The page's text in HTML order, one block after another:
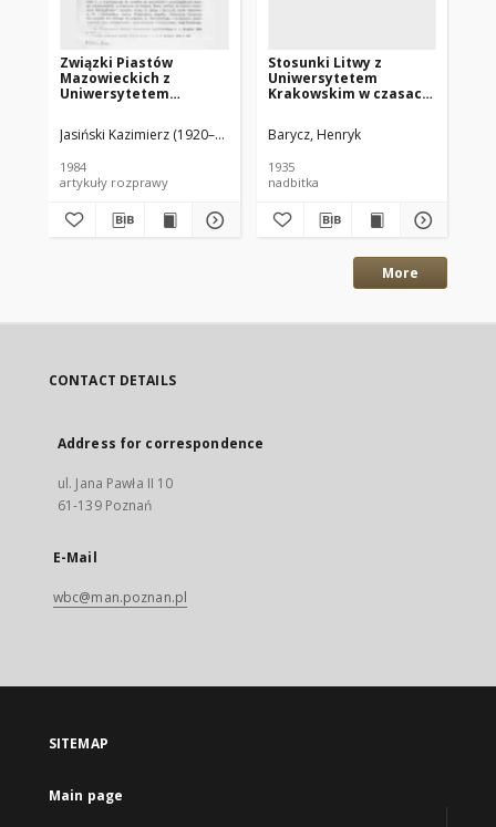
Związki Piastów
Mazowieckich z
Uniwersytetem
badań genealogicznych
Jasiński Kazimierz (1920–1997)
1984
artykuły rozprawy
Stosunki Litwy z
Uniwersytetem
Krakowskim w czasach
Barycz, Henryk
1935
nadbitka
More
CONTACT DETAILS
Address for correspondence
ul. Jana Pawła II 10
61-139 Poznań
E-Mail
wbc@man.poznan.pl
SITEMAP
Main page